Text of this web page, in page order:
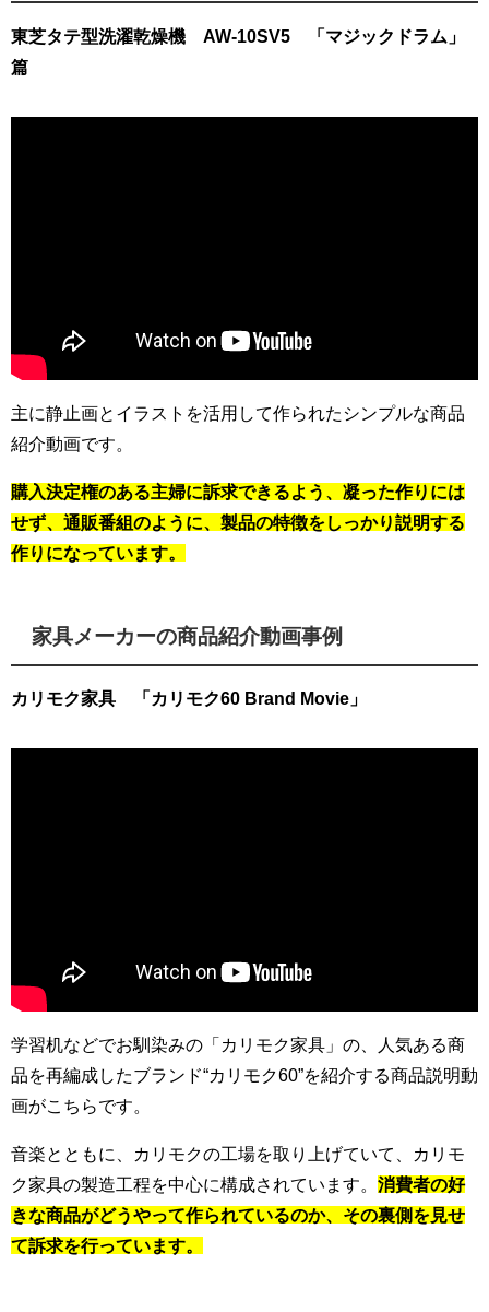
東芝タテ型洗濯乾燥機 AW-10SV5 「マジックドラム」
篇
主に静止画とイラストを活用して作られたシンプルな商品
紹介動画です。
購入決定権のある主婦に訴求できるよう、凝った作りには
せず、通販番組のように、製品の特徴をしっかり説明する
作りになっています。
家具メーカーの商品紹介動画事例
カリモク家具 「カリモク60 Brand Movie」
学習机などでお馴染みの「カリモク家具」の、人気ある商
品を再編成したブランド“カリモク60”を紹介する商品説明動
画がこちらです。
音楽とともに、カリモクの工場を取り上げていて、カリモ
ク家具の製造工程を中心に構成されています。 消費者の好
きな商品がどうやって作られているのか、その裏側を見せ
て訴求を行っています。